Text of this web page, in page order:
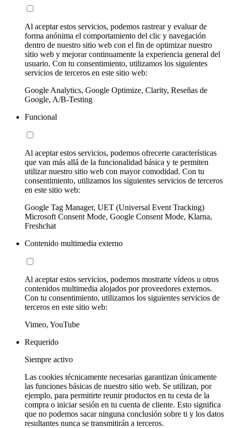
Al aceptar estos servicios, podemos rastrear y evaluar de
forma anónima el comportamiento del clic y navegación
dentro de nuestro sitio web con el fin de optimizar nuestro
sitio web y mejorar continuamente la experiencia general del
usuario. Con tu consentimiento, utilizamos los siguientes
servicios de terceros en este sitio web:
Google Analytics, Google Optimize, Clarity, Reseñas de
Google, A/B-Testing
Funcional
Al aceptar estos servicios, podemos ofrecerte características
que van más allá de la funcionalidad básica y te permiten
utilizar nuestro sitio web con mayor comodidad. Con tu
consentimiento, utilizamos los siguientes servicios de terceros
en este sitio web:
Google Tag Manager, UET (Universal Event Tracking)
Microsoft Consent Mode, Google Consent Mode, Klarna,
Freshchat
Contenido multimedia externo
Al aceptar estos servicios, podemos mostrarte vídeos u otros
contenidos multimedia alojados por proveedores externos.
Con tu consentimiento, utilizamos los siguientes servicios de
terceros en este sitio web:
Vimeo, YouTube
Requerido
Siempre activo
Las cookies técnicamente necesarias garantizan únicamente
las funciones básicas de nuestro sitio web. Se utilizan, por
ejemplo, para permitirte reunir productos en tu cesta de la
compra o iniciar sesión en tu cuenta de cliente. Esto significa
que no podemos sacar ninguna conclusión sobre ti y los datos
resultantes nunca se transmitirán a terceros.